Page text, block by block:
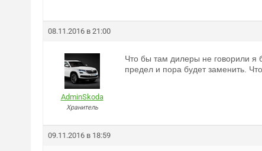
08.11.2016 в 21:00
AdminSkoda
Хранитель
Что бы там дилеры не говорили я
предел и пора будет заменить.
09.11.2016 в 18:59